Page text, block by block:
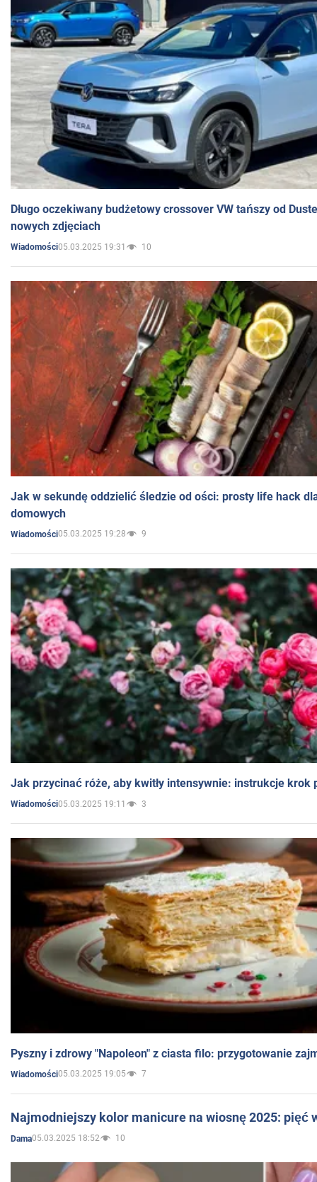
Długo oczekiwany budżetowy crossover VW tańszy od
nowych zdjęciach
Wiadomości05.03.2025 19:31 10
Jak w sekundę oddzielić śledzie od ości: prosty life hack
domowych
Wiadomości05.03.2025 19:28 9
Jak przycinać róże, aby kwitły intensywnie: instrukcje krok
Wiadomości05.03.2025 19:11 3
Pyszny i zdrowy "Napoleon" z ciasta filo: przygotowanie
Wiadomości05.03.2025 19:05 7
Najmodniejszy kolor manicure na wiosnę 2025: pięć
Dama05.03.2025 18:52 10